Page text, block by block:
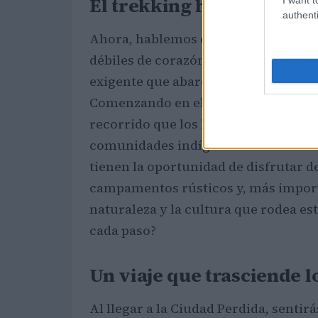
El trekking hacia un
Ahora, hablemos de la aventura. El
débiles de corazón. Este destino
exigente que abarca
Comenzando en el pequeño pueblo
recorrido que los lleva a través de
comunidades indígenas vibrantes.
tienen la oportunidad de disfrutar
campamentos rústicos y, más
naturaleza y la cultura que rodea
cada paso?
Un viaje que trasciende
Al llegar a la Ciudad Perdida,